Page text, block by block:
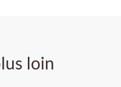
loin